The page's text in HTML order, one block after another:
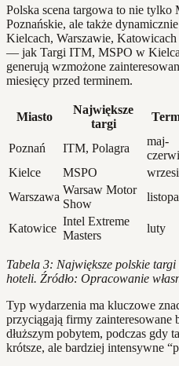
Polska scena targowa to nie tylko
Poznańskie, ale także
Kielcach, Warszawie,
— jak Targi ITM, MSPO w
generują wzmożone
miesięcy przed terminem.
Miasto
Największe
targi
Poznań
ITM, Polagra
maj-
Kielce
MSPO
Warszawa
Warsaw Motor
Show
Katowice
Intel Extreme
Masters
luty
Tabela 3: Największe polskie
hoteli. Źródło: Opracowanie
Typ wydarzenia ma kluczowe
przyciągają firmy
dłuższym pobytem, podczas gdy
krótsze, ale bardziej intensywne